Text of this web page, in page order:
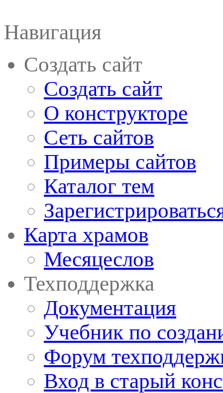
Навигация
Создать сайт
Создать сайт
О конструкторе
Сеть сайтов
Примеры сайтов
Каталог тем
Карта храмов
Месяцеслов
Техподдержка
Документация
Учебник по
Форум
Вход в старый